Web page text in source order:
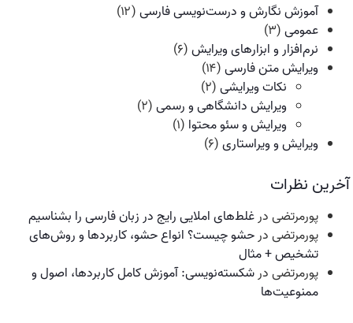
آموزش نگارش و درست‌نویسی فارسی(۱۲)
عمومی(۳)
نرم‌افزار و ابزارهای ویرایش(۶)
ویرایش متن فارسی(۱۴)
نکات ویرایشی(۲)
ویرایش دانشگاهی و رسمی(۲)
ویرایش و سئو محتوا (۱)
ویرایش و ویراستاری(۶)
آخرین نظرات
پورمرتضیدرغلط‌های املایی رایج در زبان فارسی را بشناسیم
پورمرتضیدرحشو چیست؟ انواع حشو، کاربردها و روش‌های
تشخیص + مثال
پورمرتضیدرشکسته‌نویسی: آموزش کامل کاربردها، اصول و
ممنوعیت‌ها